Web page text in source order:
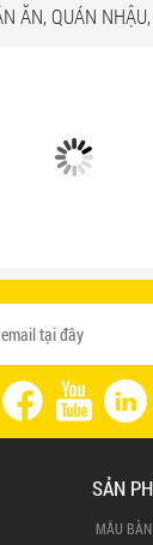
ĂN, QUÁN
SẢN
MẪU